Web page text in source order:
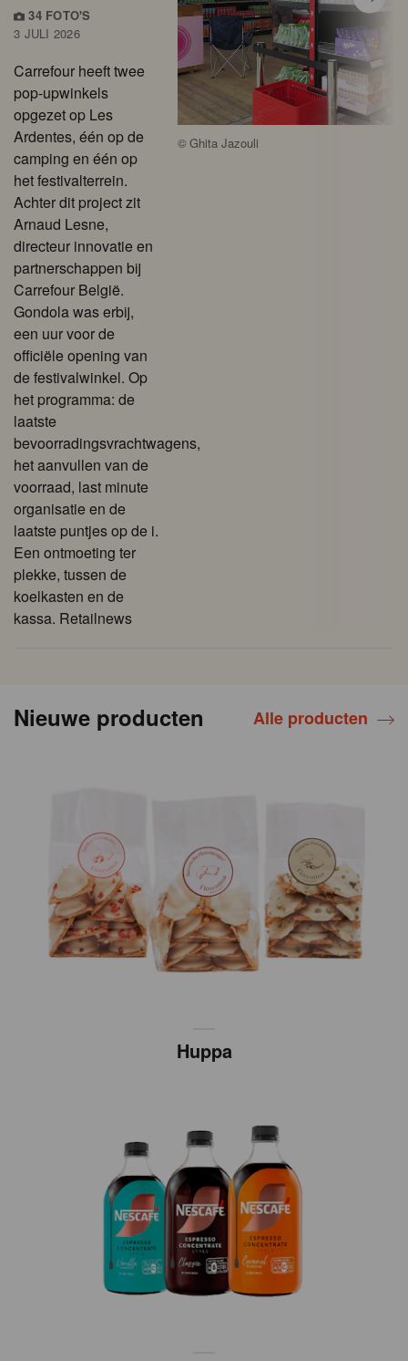
34 FOTO'S
3 JULI 2026
Carrefour heeft twee
pop-upwinkels
opgezet op Les
Ardentes, één op de
camping en één op
het festivalterrein.
Achter dit project zit
Arnaud Lesne,
directeur innovatie en
partnerschappen bij
Carrefour België.
Gondola was erbij,
een uur voor de
officiële opening van
de festivalwinkel. Op
het programma: de
laatste
bevoorradingsvrachtwagens,
het aanvullen van de
voorraad, last minute
organisatie en de
laatste puntjes op de i.
Een ontmoeting ter
plekke, tussen de
koelkasten en de
kassa. Retailnews
©Ghita Jazouli
Nieuwe producten Alle producten
Huppa